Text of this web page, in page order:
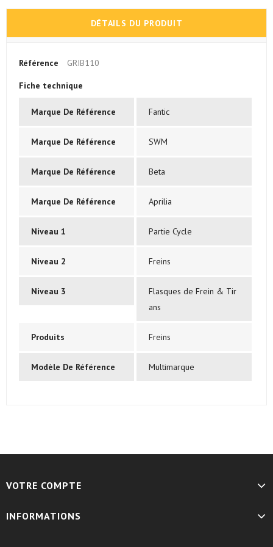
DÉTAILS DU PRODUIT
Référence GRIB110
Fiche technique
Marque De Référence Fantic
Marque De Référence SWM
Marque De Référence Beta
Marque De Référence Aprilia
Niveau 1 Partie Cycle
Niveau 2 Freins
Niveau 3
Flasques de Frein & Tir
ans
Produits Freins
Modèle De Référence Multimarque
VOTRE COMPTE
INFORMATIONS